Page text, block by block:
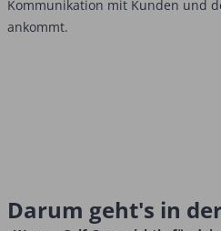
Kommunikation mit Kunden und
ankommt.
Darum geht's in